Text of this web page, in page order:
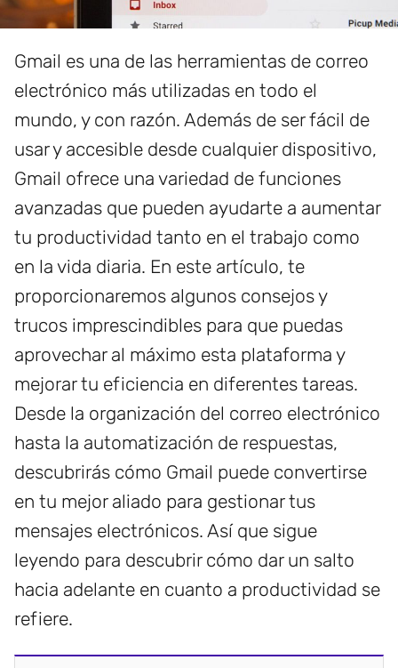
Gmail es una de las herramientas de correo
electrónico más utilizadas en todo el
mundo, y con razón. Además de ser fácil de
usar y accesible desde cualquier dispositivo,
Gmail ofrece una variedad de funciones
avanzadas que pueden ayudarte a aumentar
tu productividad tanto en el trabajo como
en la vida diaria. En este artículo, te
proporcionaremos algunos consejos y
trucos imprescindibles para que puedas
aprovechar al máximo esta plataforma y
mejorar tu eficiencia en diferentes tareas.
Desde la organización del correo electrónico
hasta la automatización de respuestas,
descubrirás cómo Gmail puede convertirse
en tu mejor aliado para gestionar tus
mensajes electrónicos. Así que sigue
leyendo para descubrir cómo dar un salto
hacia adelante en cuanto a productividad se
refiere.